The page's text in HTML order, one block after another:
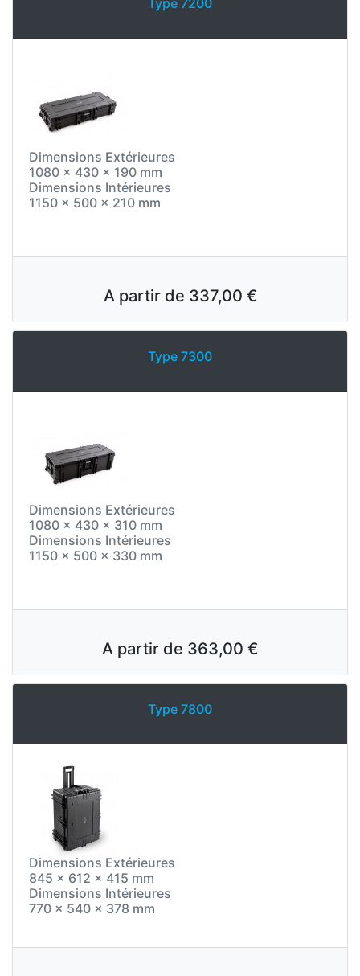
Dimensions Extérieures
1080 x 430 x 190 mm
Dimensions Intérieures
1150 x 500 x 210 mm
A partir de 337,00 €
Type 7300
Dimensions Extérieures
1080 x 430 x 310 mm
Dimensions Intérieures
1150 x 500 x 330 mm
A partir de 363,00 €
Type 7800
Dimensions Extérieures
845 x 612 x 415 mm
Dimensions Intérieures
770 x 540 x 378 mm